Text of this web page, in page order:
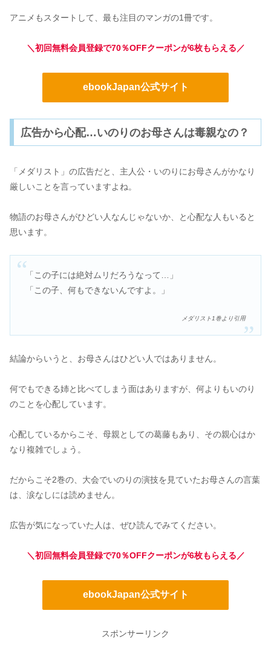
アニメもスタートして、最も注目のマンガの1冊です。
＼初回無料会員登録で70％OFFクーポンが6枚もらえる／
ebookJapan公式サイト
広告から心配…いのりのお母さんは毒親なの？
「メダリスト」の広告だと、主人公・いのりにお母さんがかなり
厳しいことを言っていますよね。
物語のお母さんがひどい人なんじゃないか、と心配な人もいると
思います。
「この子には絶対ムリだろうなって…」
「この子、何もできないんですよ。」
メダリスト1巻より引用
結論からいうと、お母さんはひどい人ではありません。
何でもできる姉と比べてしまう面はありますが、何よりもいのり
のことを心配しています。
心配しているからこそ、母親としての葛藤もあり、その親心はか
なり複雑でしょう。
だからこそ2巻の、大会でいのりの演技を見ていたお母さんの言葉
は、涙なしには読めません。
広告が気になっていた人は、ぜひ読んでみてください。
＼初回無料会員登録で70％OFFクーポンが6枚もらえる／
ebookJapan公式サイト
スポンサーリンク